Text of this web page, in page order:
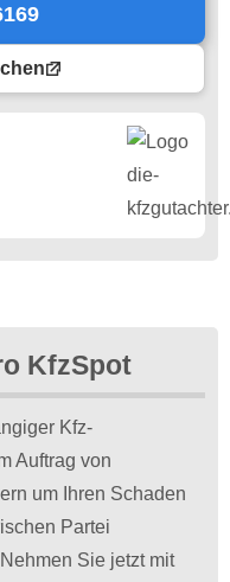
KfzSpot
Kfz-
Auftrag von
um Ihren Schaden
Partei
Sie jetzt mit